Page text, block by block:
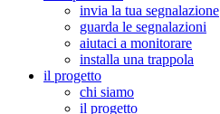
invia la tua segnalazione
guarda le segnalazioni
aiutaci a monitorare
installa una trappola
il progetto
chi siamo
il progetto